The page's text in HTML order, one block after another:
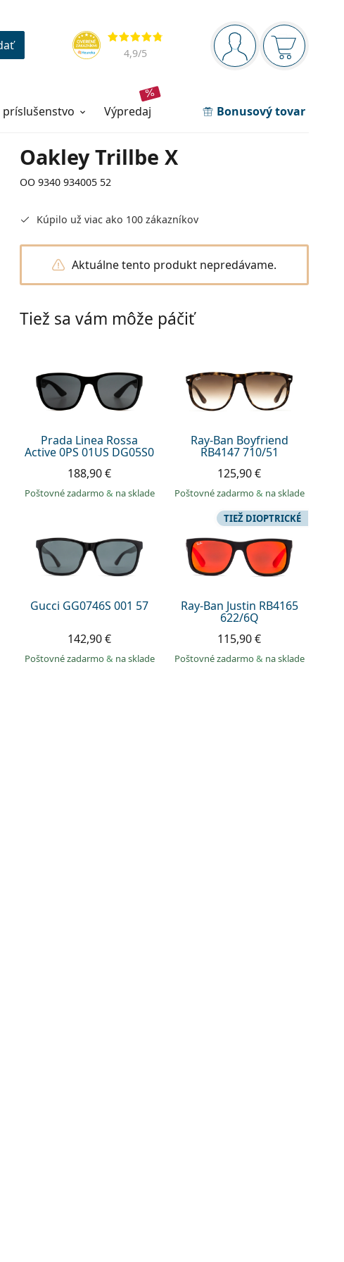
Navigačný panel
ste prihláseníNákupný
Hodnotenia
4,9/5
príslušenstvo výpredaj Bonusový tovar
Oakley Trillbe X
OO 9340 934005 52
Kúpilo už viac ako 100 zákazníkov
Aktuálne tento produkt nepredávame.
Tiež sa vám môže páčiť
Prada Linea Rossa
Active 0PS 01US DG05S0
188,90 €
Poštovné zadarmo& na sklade
Ray-Ban Boyfriend
RB4147 710/51
125,90 €
Poštovné zadarmo& na sklade
Gucci GG0746S 001 57
142,90 €
Poštovné zadarmo& na sklade
Ray-Ban Justin RB4165
622/6Q
TIEŽ DIOPTRICKÉ
115,90 €
Poštovné zadarmo& na sklade